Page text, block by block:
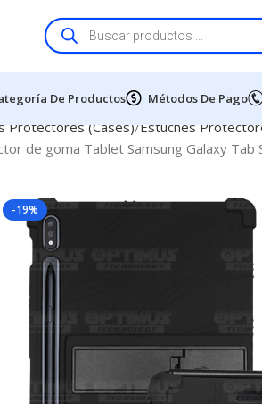
De Productos Métodos De Pago
Protectores (Cases) Estuches
de goma Tablet Samsung Galaxy
-19%